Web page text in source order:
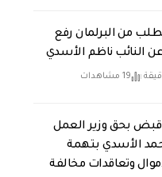
من البرلمان رفع
النائب ناظم الأسدي
19 مشاهدات
قبض بحق وزير العمل
الأسدي بتهمة
وتعاقدات مخالفة